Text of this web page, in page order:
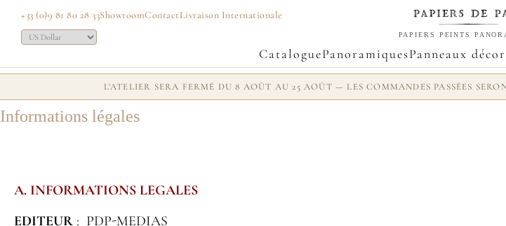
+33 (0)9 81 80 28 33ShowroomContactLivraison Internationale
PAPIERS PEINTS
CataloguePanoramiquesPanneaux
L'ATELIER SERA FERMÉ DU 8 AOÛT AU 25 AOÛT — LES COMMANDES PASSÉES
Informations légales
A. INFORMATIONS LEGALES
EDITEUR : PDP-MEDIAS